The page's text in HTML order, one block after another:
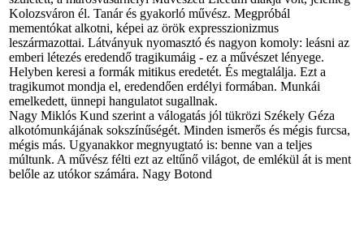
Kolozsváron él. Tanár és gyakorló művész. Megpróbál
mementókat alkotni, képei az örök expresszionizmus
leszármazottai. Látványuk nyomasztó és nagyon komoly: leásni az
emberi létezés eredendő tragikumáig - ez a művészet lényege.
Helyben keresi a formák mitikus eredetét. És megtalálja. Ezt a
tragikumot mondja el, eredendően erdélyi formában. Munkái
emelkedett, ünnepi hangulatot sugallnak.
Nagy Miklós Kund szerint a válogatás jól tükrözi Székely Géza
alkotómunkájának sokszínűségét. Minden ismerős és mégis furcsa,
mégis más. Ugyanakkor megnyugtató is: benne van a teljes
múltunk. A művész félti ezt az eltűnő világot, de emlékül át is ment
belőle az utókor számára. Nagy Botond